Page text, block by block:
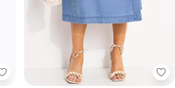
Quintess - Saia (Preta) em